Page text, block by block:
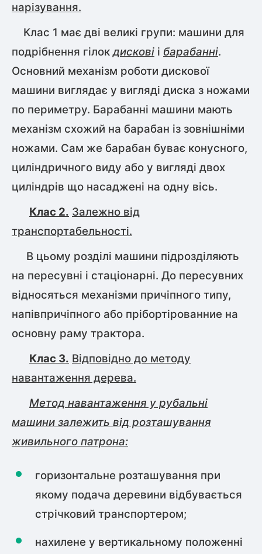
нарізування.
Клас 1 має дві великі групи: машини для
подрібнення гілокдискові і барабанні.
Основний механізм роботи дискової
машини виглядає у вигляді диска з ножами
по периметру. Барабанні машини мають
механізм схожий на барабан із зовнішніми
ножами. Сам же барабан буває конусного,
циліндричного виду або у вигляді двох
циліндрів що насаджені на одну вісь.
Клас 2. Залежно від
транспортабельності.
В цьому розділі машини підрозділяють
на пересувні і стаціонарні. До пересувних
відносяться механізми причіпного типу,
напівпричіпного або прібортірованние на
основну раму трактора.
Клас 3. Відповідно до методу
навантаження дерева.
Метод навантаження у рубальні
машини залежить від розташування
живильного патрона:
горизонтальне розташування при
якому подача деревини відбувається
стрічковий транспортером;
нахилене у вертикальному положенні